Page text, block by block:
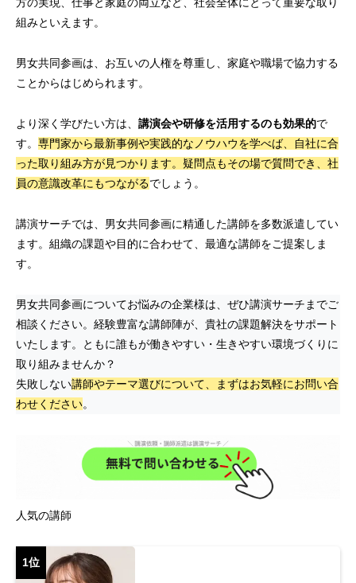
組みといえます。
男女共同参画は、お互いの人権を尊重し、家庭や職場で協力する
ことからはじめられます。
より深く学びたい方は、 講演会や研修を活用するのも効果的で
す。 専門家から最新事例や実践的なノウハウを学べば、自社に合
った取り組み方が見つかります。疑問点もその場で質問でき、社
員の意識改革にもつながるでしょう。
講演サーチでは、男女共同参画に精通した講師を多数派遣してい
ます。組織の課題や目的に合わせて、最適な講師をご提案しま
す。
男女共同参画についてお悩みの企業様は、ぜひ講演サーチまでご
相談ください。経験豊富な講師陣が、貴社の課題解決をサポート
いたします。ともに誰もが働きやすい・生きやすい環境づくりに
取り組みませんか？
失敗しない講師やテーマ選びについて、まずはお気軽にお問い合
わせください。
人気の講師
1位